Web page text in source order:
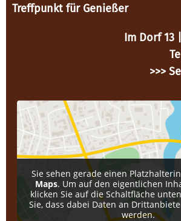
Treffpunkt für Genießer
Im Dorf 13
>>>
Sie sehen gerade einen
Maps. Um auf den eigentlichen
klicken Sie auf die Schaltfläche
Sie, dass dabei Daten an
werden.